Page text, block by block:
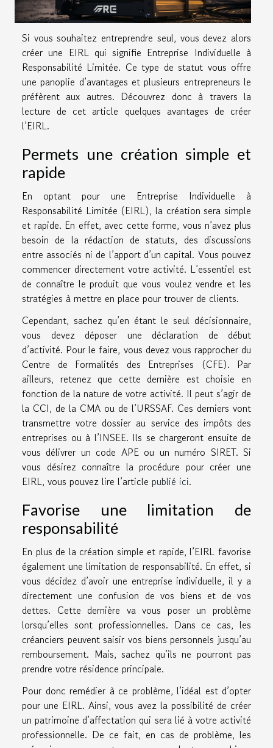
Si vous souhaitez entreprendre seul, vous devez alors
créer une EIRL qui signifie Entreprise Individuelle à
Responsabilité Limitée. Ce type de statut vous offre
une panoplie d’avantages et plusieurs entrepreneurs le
préfèrent aux autres. Découvrez donc à travers la
lecture de cet article quelques avantages de créer
l’EIRL.
Permets une création simple et
rapide
En optant pour une Entreprise Individuelle à
Responsabilité Limitée (EIRL), la création sera simple
et rapide. En effet, avec cette forme, vous n’avez plus
besoin de la rédaction de statuts, des discussions
entre associés ni de l’apport d’un capital. Vous pouvez
commencer directement votre activité. L’essentiel est
de connaître le produit que vous voulez vendre et les
stratégies à mettre en place pour trouver de clients.
Cependant, sachez qu’en étant le seul décisionnaire,
vous devez déposer une déclaration de début
d’activité. Pour le faire, vous devez vous rapprocher du
Centre de Formalités des Entreprises (CFE). Par
ailleurs, retenez que cette dernière est choisie en
fonction de la nature de votre activité. Il peut s’agir de
la CCI, de la CMA ou de l’URSSAF. Ces derniers vont
transmettre votre dossier au service des impôts des
entreprises ou à l’INSEE. Ils se chargeront ensuite de
vous délivrer un code APE ou un numéro SIRET. Si
vous désirez connaître la procédure pour créer une
EIRL, vous pouvez lire l’article publié ici.
Favorise une limitation de
responsabilité
En plus de la création simple et rapide, l’EIRL favorise
également une limitation de responsabilité. En effet, si
vous décidez d’avoir une entreprise individuelle, il y a
directement une confusion de vos biens et de vos
dettes. Cette dernière va vous poser un problème
lorsqu’elles sont professionnelles. Dans ce cas, les
créanciers peuvent saisir vos biens personnels jusqu’au
remboursement. Mais, sachez qu’ils ne pourront pas
prendre votre résidence principale.
Pour donc remédier à ce problème, l’idéal est d’opter
pour une EIRL. Ainsi, vous avez la possibilité de créer
un patrimoine d’affectation qui sera lié à votre activité
professionnelle. De ce fait, en cas de problème, les